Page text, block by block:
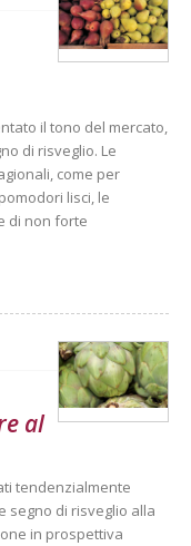
il tono del mercato,
di risveglio. Le
come per
lisci, le
di non forte
al
tendenzialmente
segno di risveglio alla
in prospettiva